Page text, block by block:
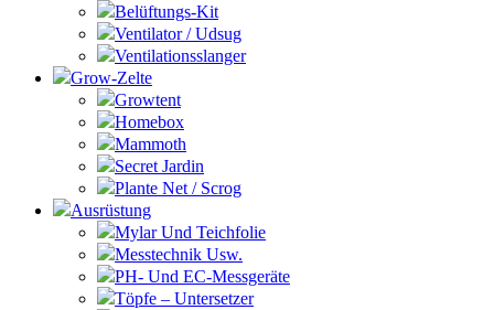
Belüftungs-Kit
Ventilator / Udsug
Ventilationsslanger
Grow-Zelte
Growtent
Homebox
Mammoth
Secret Jardin
Plante Net / Scrog
Ausrüstung
Mylar Und Teichfolie
Messtechnik Usw.
PH- Und EC-Messgeräte
Töpfe – Untersetzer